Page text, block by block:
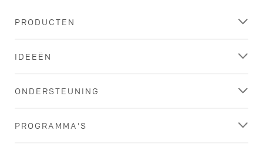
PRODUCTEN
IDEEËN
ONDERSTEUNING
PROGRAMMA'S